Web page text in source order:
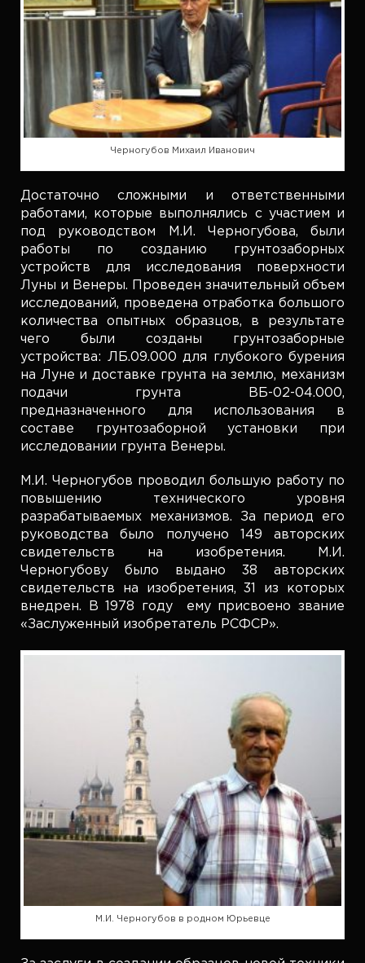
Черногубов Михаил Иванович
Достаточно сложными и ответственными
работами, которые выполнялись с участием и
под руководством М.И. Черногубова, были
работы по созданию грунтозаборных
устройств для исследования поверхности
Луны и Венеры. Проведен значительный объем
исследований, проведена отработка большого
количества опытных образцов, в результате
чего были созданы грунтозаборные
устройства: ЛБ.09.000 для глубокого бурения
на Луне и доставке грунта на землю, механизм
подачи грунта ВБ-02-04.000,
предназначенного для использования в
составе грунтозаборной установки при
исследовании грунта Венеры.
М.И. Черногубов проводил большую работу по
повышению технического уровня
разрабатываемых механизмов. За период его
руководства было получено 149 авторских
свидетельств на изобретения. М.И.
Черногубову было выдано 38 авторских
свидетельств на изобретения, 31 из которых
внедрен. В 1978 году ему присвоено звание
«Заслуженный изобретатель РСФСР».
М.И. Черногубов в родном Юрьевце